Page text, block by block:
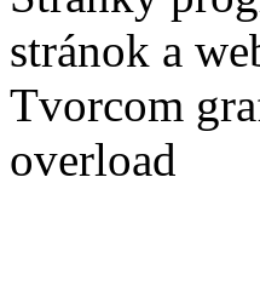
stránok a
Tvorcom
overload